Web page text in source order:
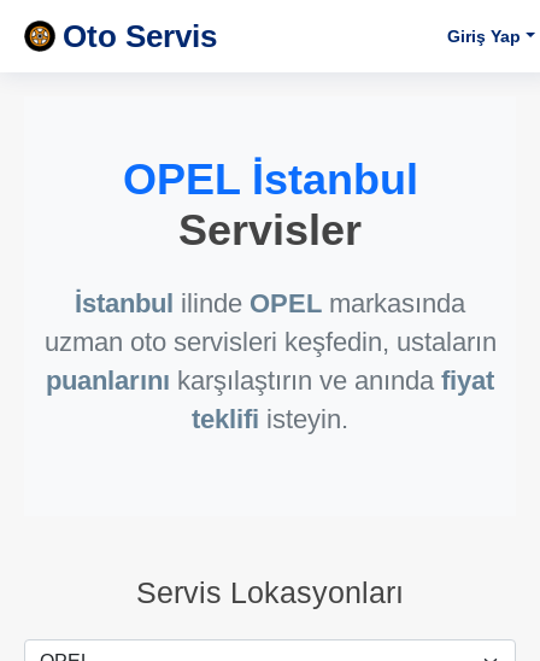
Oto Servis Giriş Yap
OPEL İstanbul
Servisler
İstanbul ilinde OPEL markasında
uzman oto servisleri keşfedin, ustaların
puanlarını karşılaştırın ve anında fiyat
teklifi isteyin.
Servis Lokasyonları